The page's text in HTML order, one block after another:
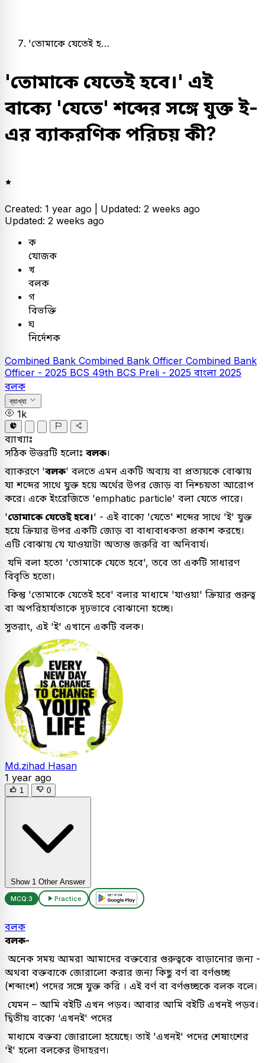
'তোমাকে যেতেই হ…
'তোমাকে যেতেই হবে।' এই
বাক্যে 'যেতে' শব্দের সঙ্গে যুক্ত ই-
এর ব্যাকরণিক পরিচয় কী?
Created: 1 year ago | Updated: 2 weeks ago
Updated: 2 weeks ago
ক
যোজক
খ
বলক
গ
বিভক্তি
ঘ
নির্দেশক
Combined Bank Combined Bank Officer Combined Bank
Officer - 2025 BCS 49th BCS Preli - 2025 বাংলা 2025
বলক
ব্যাখ্যা
1k
ব্যাখ্যাঃ
সঠিক উত্তরটি হলোঃ বলক।
ব্যাকরণে 'বলক' বলতে এমন একটি অব্যয় বা প্রত্যয়কে বোঝায়
যা শব্দের সাথে যুক্ত হয়ে অর্থের উপর জোড় বা নিশ্চয়তা আরোপ
করে। একে ইংরেজিতে 'emphatic particle' বলা যেতে পারে।
'তোমাকে যেতেই হবে।' - এই বাক্যে 'যেতে' শব্দের সাথে 'ই' যুক্ত
হয়ে ক্রিয়ার উপর একটি জোড় বা বাধ্যবাধকতা প্রকাশ করছে।
এটি বোঝায় যে যাওয়াটা অত্যন্ত জরুরি বা অনিবার্য।
যদি বলা হতো 'তোমাকে যেতে হবে', তবে তা একটি সাধারণ
বিবৃতি হতো।
কিন্তু 'তোমাকে যেতেই হবে' বলার মাধ্যমে 'যাওয়া' ক্রিয়ার গুরুত্ব
বা অপরিহার্যতাকে দৃঢ়ভাবে বোঝানো হচ্ছে।
সুতরাং, এই 'ই' এখানে একটি বলক।
Md.zihad Hasan
1 year ago
1 0
Show 1 Other Answer
MCQ:3 Practice
বলক
বলক-
অনেক সময় আমরা আমাদের বক্তব্যের গুরুত্বকে বাড়ানোর জন্য -
অথবা বক্তব্যকে জোরালো করার জন্য কিছু বর্ণ বা বর্ণগুচ্ছ
(শব্দাংশ) পদের সঙ্গে যুক্ত করি । এই বর্ণ বা বর্ণগুচ্ছকে বলক বলে।
যেমন – আমি বইটি এখন পড়ব। আবার আমি বইটি এখনই পড়ব।
দ্বিতীয় বাক্যে ‘এখনই' পদের
মাধ্যমে বক্তব্য জোরালো হয়েছে। তাই 'এখনই' পদের শেষাংশের
'ই' হলো বলকের উদাহরণ।